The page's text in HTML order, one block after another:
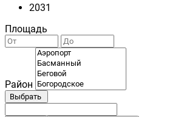
2031
Площадь
Район
Выбрать